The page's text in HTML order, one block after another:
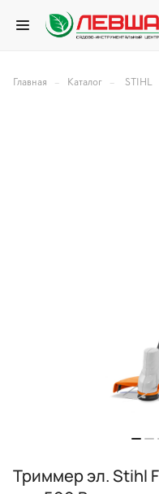
Главная – Каталог – STIHL
Триммер эл. Stihl